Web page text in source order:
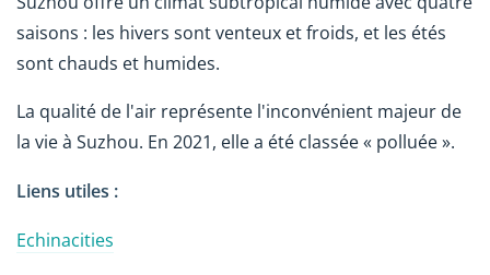
saisons : les hivers sont venteux et froids, et les étés
sont chauds et humides.
La qualité de l'air représente l'inconvénient majeur de
la vie à Suzhou. En 2021, elle a été classée « polluée ».
Liens utiles :
Echinacities